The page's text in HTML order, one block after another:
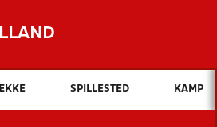
Hvad vil du søge efter?
INDHOLD OG NYHEDER
SPILLESTED KAMP